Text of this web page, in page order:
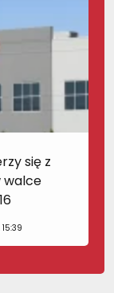
się z
walce